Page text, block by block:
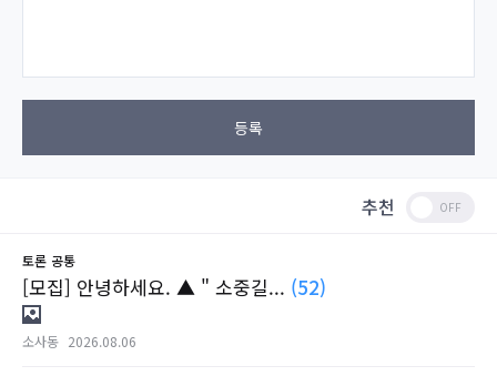
등록
추천
토론 공통
[모집] 안녕하세요. ▲ " 소중길... (52)
소사동 2026.08.06